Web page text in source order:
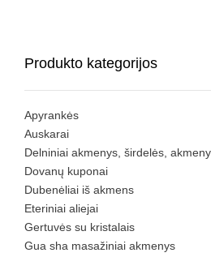
Produkto kategorijos
Apyrankės
Auskarai
Delniniai akmenys, širdelės,
Dovanų kuponai
Dubenėliai iš akmens
Eteriniai aliejai
Gertuvės su kristalais
Gua sha masažiniai akmenys